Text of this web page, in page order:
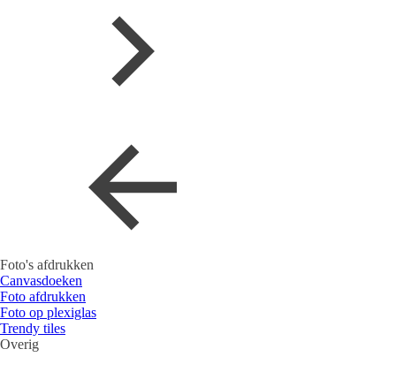
Foto's afdrukken
Canvasdoeken
Foto afdrukken
Foto op plexiglas
Trendy tiles
Overig